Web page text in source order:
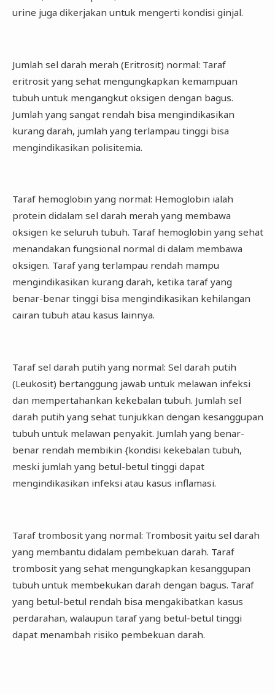
urine juga dikerjakan untuk mengerti kondisi ginjal.
Jumlah sel darah merah (Eritrosit) normal: Taraf
eritrosit yang sehat mengungkapkan kemampuan
tubuh untuk mengangkut oksigen dengan bagus.
Jumlah yang sangat rendah bisa mengindikasikan
kurang darah, jumlah yang terlampau tinggi bisa
mengindikasikan polisitemia.
Taraf hemoglobin yang normal: Hemoglobin ialah
protein didalam sel darah merah yang membawa
oksigen ke seluruh tubuh. Taraf hemoglobin yang sehat
menandakan fungsional normal di dalam membawa
oksigen. Taraf yang terlampau rendah mampu
mengindikasikan kurang darah, ketika taraf yang
benar-benar tinggi bisa mengindikasikan kehilangan
cairan tubuh atau kasus lainnya.
Taraf sel darah putih yang normal: Sel darah putih
(Leukosit) bertanggung jawab untuk melawan infeksi
dan mempertahankan kekebalan tubuh. Jumlah sel
darah putih yang sehat tunjukkan dengan kesanggupan
tubuh untuk melawan penyakit. Jumlah yang benar-
benar rendah membikin {kondisi kekebalan tubuh,
meski jumlah yang betul-betul tinggi dapat
mengindikasikan infeksi atau kasus inflamasi.
Taraf trombosit yang normal: Trombosit yaitu sel darah
yang membantu didalam pembekuan darah. Taraf
trombosit yang sehat mengungkapkan kesanggupan
tubuh untuk membekukan darah dengan bagus. Taraf
yang betul-betul rendah bisa mengakibatkan kasus
perdarahan, walaupun taraf yang betul-betul tinggi
dapat menambah risiko pembekuan darah.